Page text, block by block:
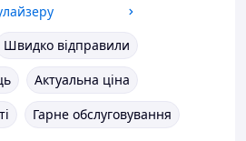
Швидко відправили
Актуальна ціна
Гарне обслуговування